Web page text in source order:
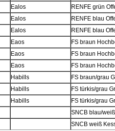
Ealos RENFE grün
Ealos RENFE blau
Ealos RENFE blau
Eaos FS braun
Eaos FS braun
Eaos FS braun
Habills FS braun/grau
Habills FS türkis/grau
Habills FS türkis/grau
SNCB blau/
SNCB weiß